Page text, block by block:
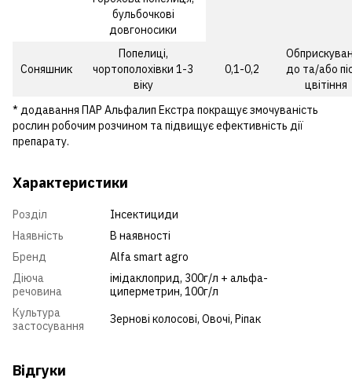
бульбочкові
довгоносики
Соняшник
Попелиці,
чортополохівки 1-3
віку
0,1-0,2
до та/або
цвітіння
* додавання ПАР Альфалип Екстра покращує змочуваність
рослин робочим розчином та підвищує ефективність дії
препарату.
Характеристики
Розділ
Інсектициди
Наявність
В наявності
Бренд
Alfa smart agro
Діюча
речовина
імідаклоприд, 300г/л + альфа-
циперметрин, 100г/л
Культура
застосування
Зернові колосові, Овочі, Ріпак
Відгуки